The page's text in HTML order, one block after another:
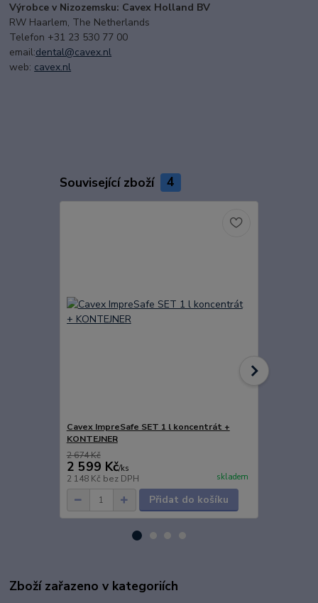
Výrobce v Nizozemsku: Cavex Holland BV
RW Haarlem, The Netherlands
Telefon +31 23 530 77 00
email:dental@cavex.nl
web: cavex.nl
Související zboží 4
Cavex ImpreSafe SET 1 l koncentrát +
KONTEJNER
2 674 Kč
2 599 Kč/ks
2 148 Kč bez DPH skladem
Přidat do košíku
Zboží zařazeno v kategoriích